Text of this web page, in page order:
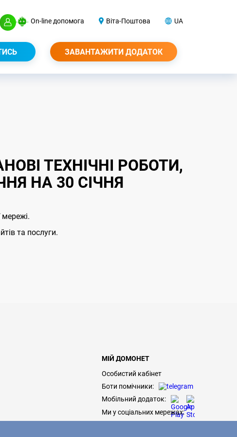
On-line допомога Віта-Поштова UA
ЗАВАНТАЖИТИ ДОДАТОК
ТЕХНІЧНІ РОБОТИ,
НА 30 СІЧНЯ
мережі.
та послуги.
МІЙ ДОМОНЕТ
Особистий кабінет
Боти помічники:
Мобільний додаток:
Ми у соціальних мережах: